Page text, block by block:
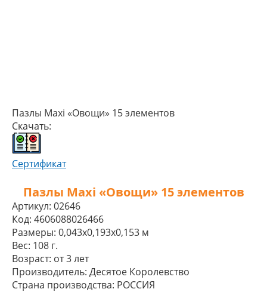
Пазлы Maxi «Овощи» 15 элементов
Скачать:
Сертификат
Пазлы Maxi «Овощи» 15 элементов
Артикул: 02646
Код: 4606088026466
Размеры: 0,043x0,193x0,153 м
Вес: 108 г.
Возраст: от 3 лет
Производитель: Десятое Королевство
Страна производства: РОССИЯ